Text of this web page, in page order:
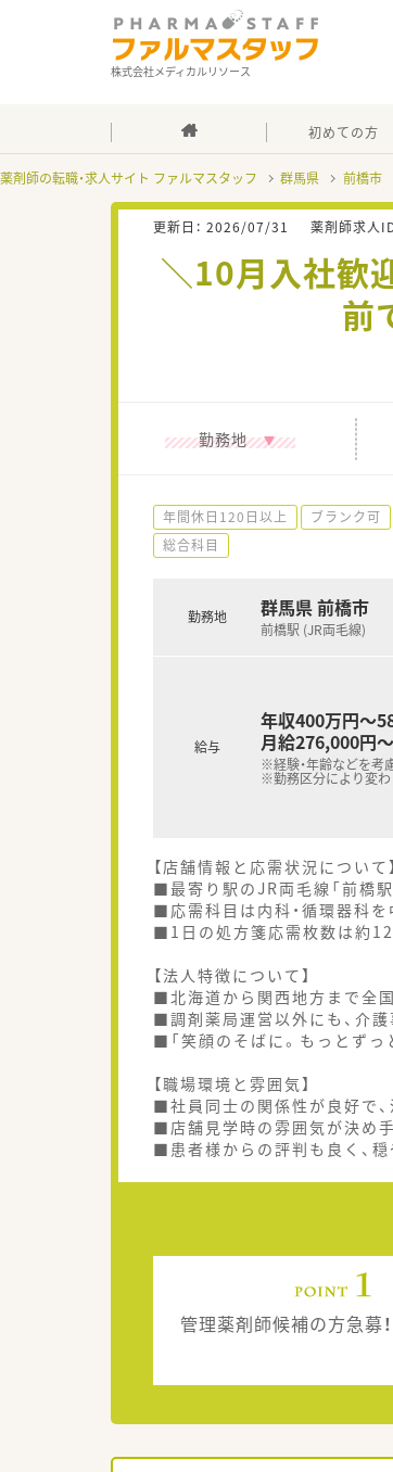
株式会社メディカルリソース
初めての方
薬剤師の転職・求人サイト ファルマスタッフ 群馬県 前橋市
更新日： 2026/07/31 薬剤師求人ID
＼10月入社歓
前
勤務地
年間休日120日以上 ブランク可
総合科目
勤務地 群馬県 前橋市
前橋駅 (JR両毛線)
給与
年収400万円～
月給276,000円
※経験・年齢などを考
※勤務区分により変わ
【店舗情報と応需状況について】
■最寄り駅のJR両毛線「前橋
■応需科目は内科・循環器科
■1日の処方箋応需枚数は約
【法人特徴について】
■北海道から関西地方まで全
■調剤薬局運営以外にも、介護
■「笑顔のそばに。もっとずっ
【職場環境と雰囲気】
■社員同士の関係性が良好で
■店舗見学時の雰囲気が決め
■患者様からの評判も良く、
管理薬剤師候補の方急募！